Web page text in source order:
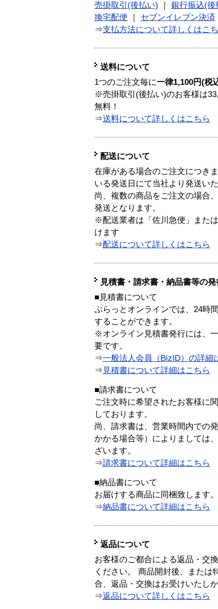
売掛取引(後払い)
銀行振込(後
換宅配便
セブンイレブン決済
⇒支払方法について詳しくはこ
送料について
1つのご注文毎に一律1,100円(税
※売掛取引(後払い)のお客様は
無料！
⇒送料について詳しくはこちら
配送について
在庫がある場合のご注文につき
いる発送日にて当社より発送い
尚、複数の商品をご注文の場合
発送となります。
※配送業者は「佐川急便」また
けます
⇒配送について詳しくはこちら
見積書・請求書・納品書等の
■見積書について
ぷらっとオンラインでは、24時
することができます。
※オンライン見積書発行には、
要です。
⇒一般法人会員（BizID）の詳細
⇒ 見積書について詳細はこちら
■請求書について
ご注文時に希望されたお客様に
しております。
尚、請求書は、営業時間内での
かかる場合等）によりましては
ざいます。
⇒請求書について詳細はこちら
■納品書について
お届けする商品に同梱致します。
⇒納品書について詳細はこちら
返品について
お客様のご都合による返品・交
ください。 商品開封後、または
合、返品・交換はお受けいたし
⇒返品について詳しくはこちら